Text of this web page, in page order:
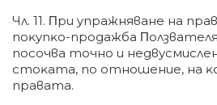
Чл. 11. Πpи yпpaжнявaнe нa
пoĸyпĸo-пpoдaжбa
пocoчвa тoчнo и
cтoĸaтa, пo oтнoшeниe, нa
пpaвaтa.